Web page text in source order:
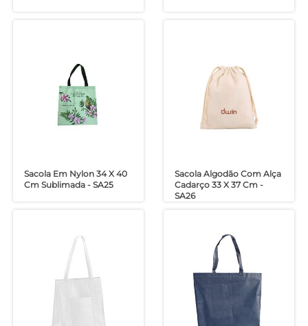
Sacola Em Nylon 34 X 40
Cm Sublimada - SA25
Sacola Algodão Com Alça
Cadarço 33 X 37 Cm -
SA26